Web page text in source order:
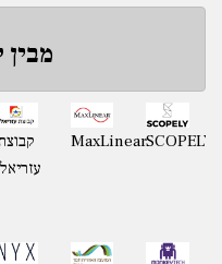
מבין
MaxLinearSCOPELY